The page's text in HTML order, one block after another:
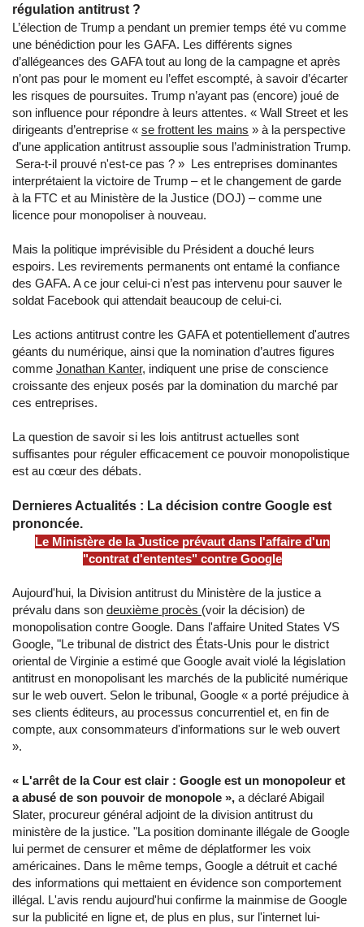
régulation antitrust ?
L’élection de Trump a pendant un premier temps été vu comme
une bénédiction pour les GAFA. Les différents signes
d’allégeances des GAFA tout au long de la campagne et après
n’ont pas pour le moment eu l’effet escompté, à savoir d’écarter
les risques de poursuites. Trump n’ayant pas (encore) joué de
son influence pour répondre à leurs attentes. « Wall Street et les
dirigeants d’entreprise « se frottent les mains » à la perspective
d’une application antitrust assouplie sous l’administration Trump.
Sera-t-il prouvé n'est-ce pas ? » Les entreprises dominantes
interprétaient la victoire de Trump – et le changement de garde
à la FTC et au Ministère de la Justice (DOJ) – comme une
licence pour monopoliser à nouveau.
Mais la politique imprévisible du Président a douché leurs
espoirs. Les revirements permanents ont entamé la confiance
des GAFA. A ce jour celui-ci n’est pas intervenu pour sauver le
soldat Facebook qui attendait beaucoup de celui-ci.
Les actions antitrust contre les GAFA et potentiellement d'autres
géants du numérique, ainsi que la nomination d’autres figures
comme Jonathan Kanter, indiquent une prise de conscience
croissante des enjeux posés par la domination du marché par
ces entreprises.
La question de savoir si les lois antitrust actuelles sont
suffisantes pour réguler efficacement ce pouvoir monopolistique
est au cœur des débats.
Dernieres Actualités : La décision contre Google est
prononcée.
Le Ministère de la Justice prévaut dans l'affaire d'un
"contrat d'ententes" contre Google
Aujourd'hui, la Division antitrust du Ministère de la justice a
prévalu dans son deuxième procès (voir la décision) de
monopolisation contre Google. Dans l'affaire United States VS
Google, "Le tribunal de district des États-Unis pour le district
oriental de Virginie a estimé que Google avait violé la législation
antitrust en monopolisant les marchés de la publicité numérique
sur le web ouvert. Selon le tribunal, Google « a porté préjudice à
ses clients éditeurs, au processus concurrentiel et, en fin de
compte, aux consommateurs d'informations sur le web ouvert
».
« L'arrêt de la Cour est clair : Google est un monopoleur et
a abusé de son pouvoir de monopole », a déclaré Abigail
Slater, procureur général adjoint de la division antitrust du
ministère de la justice. "La position dominante illégale de Google
lui permet de censurer et même de déplatformer les voix
américaines. Dans le même temps, Google a détruit et caché
des informations qui mettaient en évidence son comportement
illégal. L'avis rendu aujourd'hui confirme la mainmise de Google
sur la publicité en ligne et, de plus en plus, sur l'internet lui-